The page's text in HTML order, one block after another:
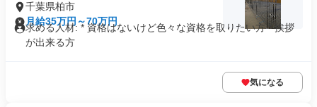
千葉県柏市
月給35万円～70万円
求める人材: * 資格はないけど色々な資格を取りたい方 * 挨拶
が出来る方
気になる